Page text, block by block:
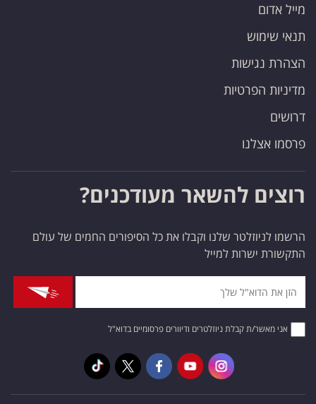
מייל אדום
תנאי שימוש
הצהרת נגישות
מדיניות הפרטיות
דרושים
פרסמו אצלנו
רוצים להשאר מעודכנים?
הרשמו לניוזלטר שלנו וקבלו את כל הסיפורים החמים של עולם
התקשורת ישרות למייל
אני מאשר/ת קבלת ניוזלטרים ודיוורים פרסומיים בדוא"ל